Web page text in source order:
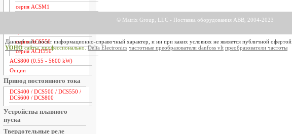
серия ACSM1
серия ACS550
серия ACH550
ACS800 (0.55 - 5600 kW)
Опции
Привод постоянного тока
DCS400 / DCS500 / DCS550 /
DCS600 / DCS800
Устройства плавного
пуска
Твердотельные реле
© Matrix Group, LLC - Поставка оборудования АВВ, 2004-2023
Данный сайт носит информационно-справочный характер, и ни при каких условиях не является публичной офертой.
YOHO сайты. профессионально. Delta Electronics частотные преобразователи danfoss vlt преобразователи частоты